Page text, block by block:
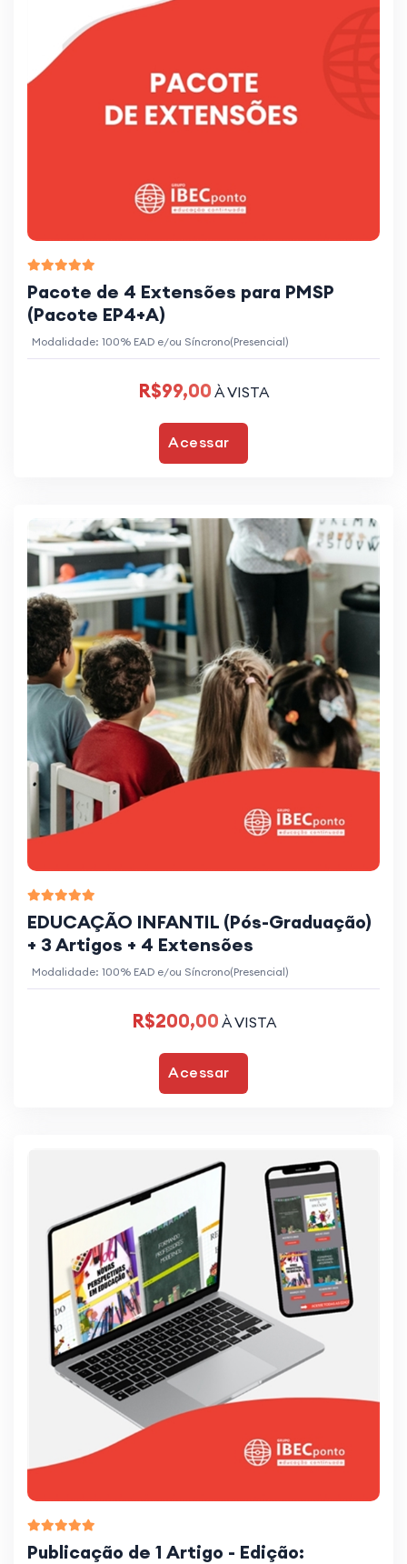
Pacote de 4 Extensões para PMSP
(Pacote EP4+A)
Modalidade: 100% EAD e/ou Síncrono(Presencial)
R$99,00 À VISTA
Acessar
EDUCAÇÃO INFANTIL (Pós-Graduação)
+ 3 Artigos + 4 Extensões
Modalidade: 100% EAD e/ou Síncrono(Presencial)
R$200,00 À VISTA
Acessar
Publicação de 1 Artigo - Edição: